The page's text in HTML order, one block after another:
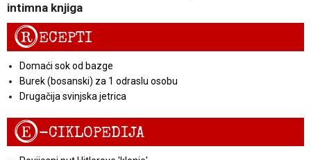
intimna knjiga
RECEPTI
Domaći sok od bazge
Burek (bosanski) za 1 odraslu osobu
Drugačija svinjska jetrica
E-CIKLOPEDIJA